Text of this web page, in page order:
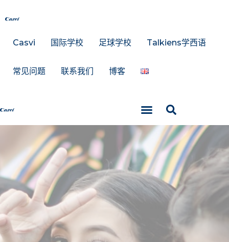
Casvi 国际学校 足球学校 Talkiens学西语
常见问题 联系我们 博客